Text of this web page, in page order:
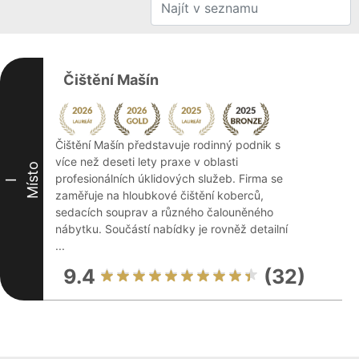
I Místo
Čištění Mašín
Čištění Mašín představuje rodinný podnik s
více než deseti lety praxe v oblasti
profesionálních úklidových služeb. Firma se
zaměřuje na hloubkové čištění koberců,
sedacích souprav a různého čalouněného
nábytku. Součástí nabídky je rovněž detailní
...
9.4 (32)